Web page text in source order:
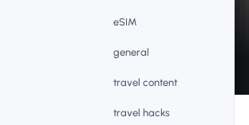
eSIM
general
travel content
travel hacks